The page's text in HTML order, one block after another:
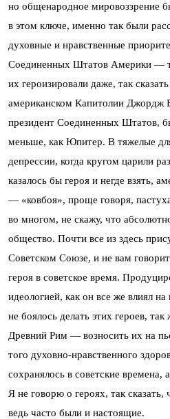
но общенародное мировоззрение
в этом ключе, именно так были
духовные и нравственные
Соединенных Штатов Америки —
их героизировали даже, так
американском Капитолии Джордж
президент Соединенных Штатов,
меньше, как Юпитер. В тяжелые
депрессии, когда кругом царили
казалось бы героя и негде взять,
— «ковбоя», проще говоря,
во многом, не скажу, что
общество. Почти все из здесь
Советском Союзе, и не вам
героя в советское время.
идеологией, как он все же влиял
не боялось делать этих героев,
Древний Рим — возносить их на
того духовно-нравственного
сохранялось в советские
Я не говорю о героях, так сказать,
ведь часто были и настоящие.